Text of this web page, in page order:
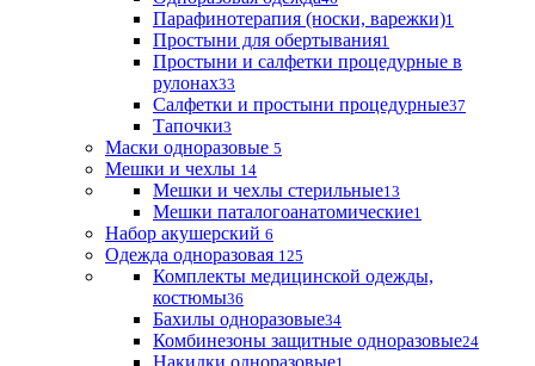
Парафинотерапия (носки, варежки)1
Простыни для обертывания1
Простыни и салфетки процедурные в
рулонах33
Салфетки и простыни процедурные37
Тапочки3
Маски одноразовые 5
Мешки и чехлы 14
Мешки и чехлы стерильные13
Мешки паталогоанатомические1
Набор акушерский 6
Одежда одноразовая 125
Комплекты медицинской одежды,
костюмы36
Бахилы одноразовые34
Комбинезоны защитные одноразовые24
Накидки одноразовые